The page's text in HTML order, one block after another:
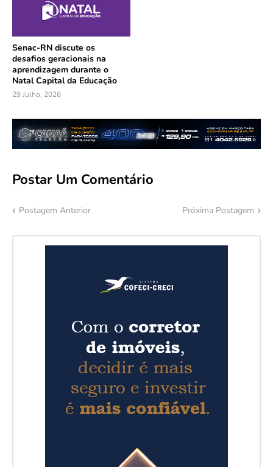
Senac-RN discute os
desafios geracionais na
aprendizagem durante o
Natal Capital da Educação
29 Julho, 2026
Postar Um Comentário
Postagem Anterior Próxima Postagem